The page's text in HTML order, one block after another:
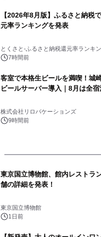
【2026年8月版】ふるさと納税
元率ランキングを発表
とくさと-ふるさと納税還元率ランキ
7時間前
客室で本格生ビールを満喫！城
ビールサーバー導入｜8月は全
株式会社リロバケーションズ
9時間前
東京国立博物館、館内レスト
舗の詳細を発表！
東京国立博物館
1日前